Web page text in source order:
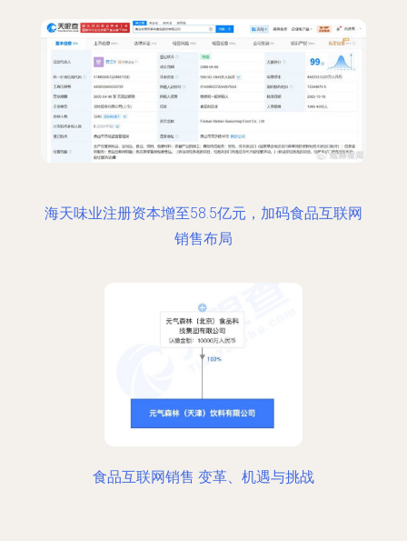
海天味业注册资本增至58.5亿元，加码食品互联网
销售布局
食品互联网销售 变革、机遇与挑战